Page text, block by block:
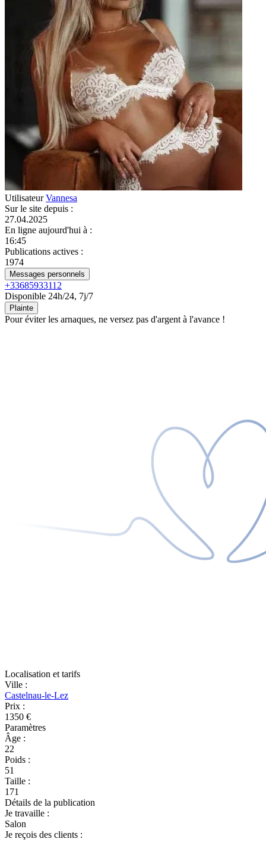
UtilisateurVannesa
Sur le site depuis :
27.04.2025
En ligne aujourd'hui à :
16:45
Publications actives :
1974
Messages personnels
+33685933112
Disponible 24h/24, 7j/7
Plainte
Pour éviter les arnaques, ne versez pas d'argent à l'avance !
Localisation et tarifs
Ville :
Castelnau-le-Lez
Prix :
1350 €
Paramètres
Âge :
22
Poids :
51
Taille :
171
Détails de la publication
Je travaille :
Salon
Je reçois des clients :